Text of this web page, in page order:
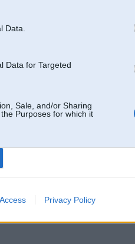
Data.
Data for Targeted
Sale, and/or Sharing
Purposes for which it
Privacy Policy